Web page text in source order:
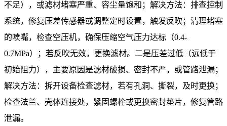
不足），或滤材堵塞严重、容尘量饱和；解决方法：排查控制
系统，修复压差传感器或调整定时设置，触发反吹；清理堵塞
的喷嘴，检查空压机，确保压缩空气压力达标（0.4-
0.7MPa）；若反吹无效，更换滤材。二是压差过低（远低于
初始阻力），主要原因是滤材破损、密封不严，或管路泄漏；
解决方法：拆开设备检查滤材，若有孔洞、撕裂，及时更换；
检查法兰、壳体连接处，紧固螺栓或更换密封垫片，修复管路
泄漏。